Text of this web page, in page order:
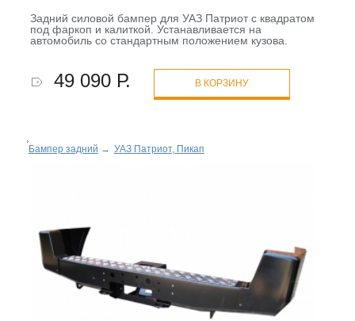
Задний силовой бампер для УАЗ Патриот с квадратом
под фаркоп и калиткой. Устанавливается на
автомобиль со стандартным положением кузова.
49 090 Р. В КОРЗИНУ
Бампер задний → УАЗ Патриот, Пикап